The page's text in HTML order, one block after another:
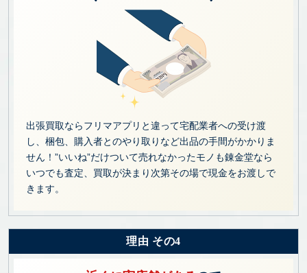
出張買取ならフリマアプリと違って宅配業者への受け渡
し、梱包、購入者とのやり取りなど出品の手間がかかりま
せん！”いいね”だけついて売れなかったモノも錬金堂なら
いつでも査定、買取が決まり次第その場で現金をお渡しで
きます。
理由 その4